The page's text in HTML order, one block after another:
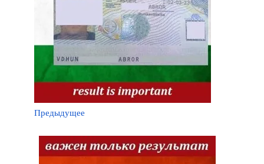
Предыдущее